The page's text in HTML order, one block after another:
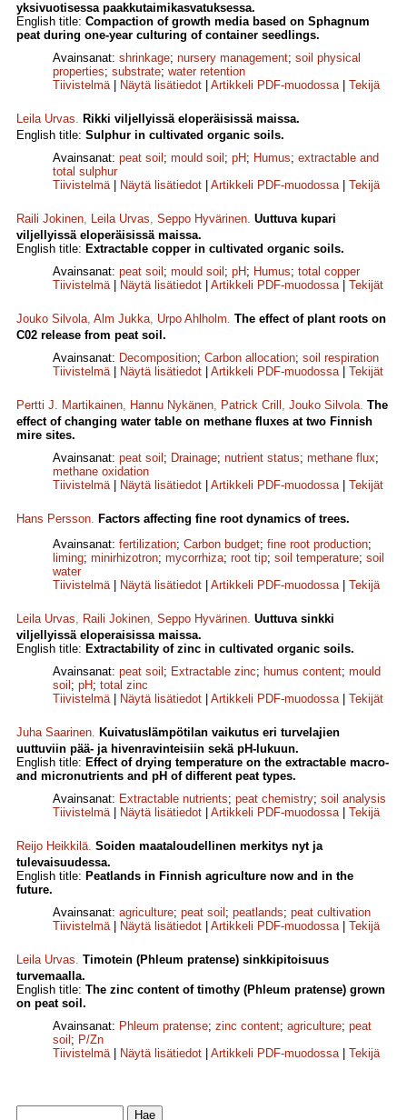
yksivuotisessa paakkutaimikasvatuksessa.
English title: Compaction of growth media based on Sphagnum
peat during one-year culturing of container seedlings.
Avainsanat: shrinkage; nursery management; soil physical
properties; substrate; water retention
Tiivistelmä| Näytä lisätiedot Artikkeli PDF-muodossa| Tekijä
Leila Urvas. Rikki viljellyissä eloperäisissä maissa.
English title: Sulphur in cultivated organic soils.
Avainsanat: peat soil ; mould soil ; pH; Humus; extractable and
total sulphur
Tiivistelmä| Näytä lisätiedot Artikkeli PDF-muodossa| Tekijä
Raili Jokinen, Leila Urvas, Seppo Hyvärinen. Uuttuva kupari
viljellyissä eloperäisissä maissa.
English title: Extractable copper in cultivated organic soils.
Avainsanat: peat soil ; mould soil ; pH; Humus; total copper
Tiivistelmä| Näytä lisätiedot Artikkeli PDF-muodossa| Tekijät
Jouko Silvola, Alm Jukka, Urpo Ahlholm. The effect of plant roots on
C02 release from peat soil.
Avainsanat: Decomposition; Carbon allocation; soil respiration
Tiivistelmä| Näytä lisätiedot Artikkeli PDF-muodossa| Tekijät
Pertti J. Martikainen, Hannu Nykänen, Patrick Crill , Jouko Silvola. The
effect of changing water table on methane fluxes at two Finnish
mire sites.
Avainsanat: peat soil ; Drainage; nutrient status; methane flux;
methane oxidation
Tiivistelmä| Näytä lisätiedot Artikkeli PDF-muodossa| Tekijät
Hans Persson. Factors affecting fine root dynamics of trees.
Avainsanat: fertilization; Carbon budget; fine root production;
liming; minirhizotron; mycorrhiza; root tip; soil temperature; soil
water
Tiivistelmä| Näytä lisätiedot Artikkeli PDF-muodossa| Tekijä
Leila Urvas, Raili Jokinen, Seppo Hyvärinen. Uuttuva sinkki
viljellyissä eloperaisissa maissa.
English title: Extractability of zinc in cultivated organic soils.
Avainsanat: peat soil ; Extractable zinc; humus content; mould
soil ; pH; total zinc
Tiivistelmä| Näytä lisätiedot Artikkeli PDF-muodossa| Tekijät
Juha Saarinen. Kuivatus­lämpötilan vaikutus eri turvelajien
uuttuviin pää- ja hivenravinteisiin sekä pH-lukuun.
English title: Effect of drying temperature on the extractable macro-
and micronutrients and pH of different peat types.
Avainsanat: Extractable nutrients; peat chemistry; soil analysis
Tiivistelmä| Näytä lisätiedot Artikkeli PDF-muodossa| Tekijä
Reijo Heikkilä. Soiden maataloudellinen merkitys nyt ja
tulevaisuudessa.
English title: Peatlands in Finnish agriculture now and in the
future.
Avainsanat: agriculture; peat soil ; peatlands; peat cultivation
Tiivistelmä| Näytä lisätiedot Artikkeli PDF-muodossa| Tekijä
Leila Urvas. Timotein (Phleum pratense) sinkkipitoisuus
turvemaalla.
English title: The zinc content of timothy (Phleum pratense) grown
on peat soil.
Avainsanat: Phleum pratense; zinc content; agriculture; peat
soil ; P/Zn
Tiivistelmä| Näytä lisätiedot Artikkeli PDF-muodossa| Tekijä